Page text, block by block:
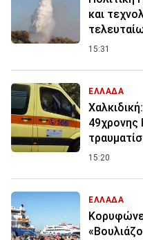
και
15:31
ΕΛΛΑΔΑ
49χρονης
15:20
ΕΛΛΑΔΑ